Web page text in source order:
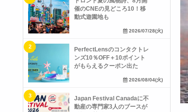
催のCNEの見どころ10！移
動式遊園地も
2026/07/28(火)
PerfectLensのコンタクトレ
ンズ10％OFF＋10ポイント
がもらえるクーポン出た
2026/08/04(火)
Japan Festival Canadaに不
動産の専門家3人のブースが